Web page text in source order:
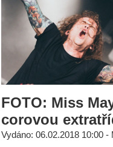
FOTO: Miss
corovou
Vydáno: 06.02.2018 10:00